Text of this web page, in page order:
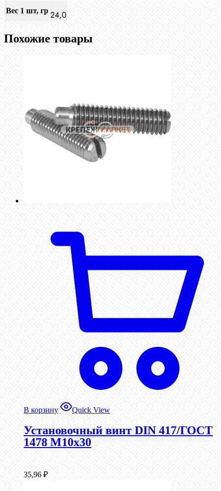
Вес 1 шт, гр 24,0
Похожие товары
В корзину Quick View
Установочный винт DIN 417/ГОСТ
1478 М10х30
35,96 ₽